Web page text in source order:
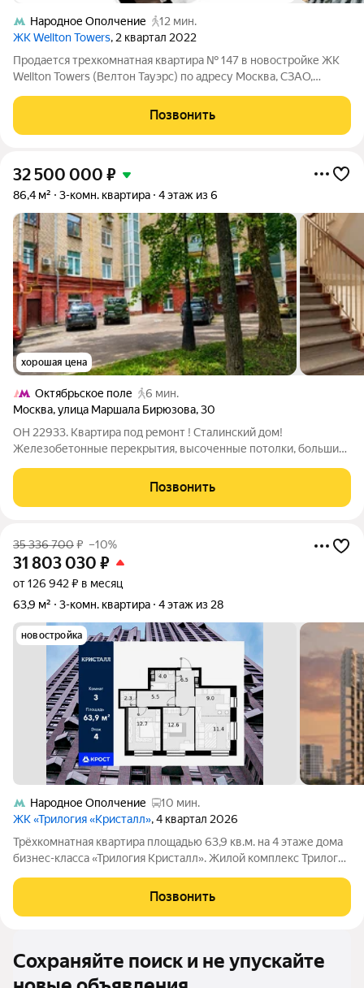
Народное Ополчение
12 мин.
ЖК Wellton Towers, 2 квартал 2022
Продается трехкомнатная квартира № 147 в новостройке ЖК
Wellton Towers (Велтон Тауэрс) по адресу Москва, СЗАО,
проекта, по которому
Позвонить
32 500 000 ₽
86,4 м² 3-комн. квартира 4 этаж из 6
хорошая цена
Октябрьское поле
6 мин.
Москва,улица Маршала Бирюзова,30
ОН 22933. Квартира под ремонт ! Сталинский дом!
Железобетонные перекрытия, высоченные потолки, большие
дома. Кухня и комната 16 кв.метров выходят на
Проектируемый проезд (на юго-запад). Две
Позвонить
35 336 700₽ –10%
31 803 030 ₽
от 126 942 ₽ в месяц
63,9 м²
3-комн. квартира 4 этаж из 28
новостройка
Народное Ополчение
10 мин.
ЖК «Трилогия «Кристалл», 4 квартал 2026
Трёхкомнатная квартира площадью 63,9 кв.м. на 4 этаже дома
бизнес-класса «Трилогия Кристалл». Жилой комплекс Трилогия
расположение и транспортная доступность. Трилогия
Кристалл расположен в
Позвонить
Сохраняйте поиск и не упускайте